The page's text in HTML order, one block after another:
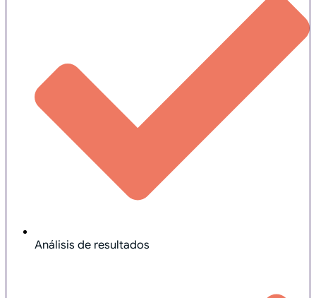
Análisis de resultados